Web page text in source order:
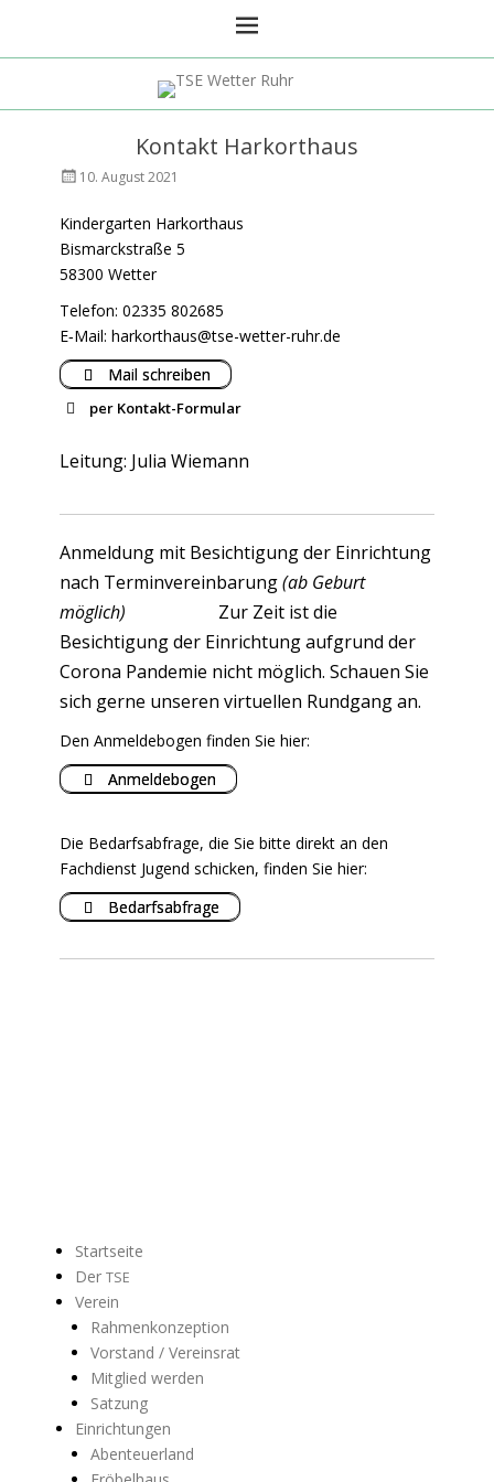
TSE Wetter Ruhr
Kontakt Harkorthaus
Veröffentlicht
10. August 2021
Kindergarten Harkorthaus
Bismarckstraße 5
58300 Wetter
Telefon: 02335 802685
E‑Mail: harkorthaus@tse-wetter-ruhr.de
Mail schreiben
per Kontakt-Formular
Betreff
7 + 1 =
Please
this field
Please
this field
Mitteilung
Leitung: Julia Wiemann
Anmeldung mit Besichtigung der Einrichtung
nach Terminvereinbarung(ab Geburt
möglich) Zur Zeit ist die
Besichtigung der Einrichtung aufgrund der
Corona Pandemie nicht möglich. Schauen Sie
sich gerne unseren virtuellen Rundgang an.
Den Anmeldebogen finden Sie hier:
Anmeldebogen
Die Bedarfsabfrage, die Sie bitte direkt an den
Fachdienst Jugend schicken, finden Sie hier:
Bedarfsabfrage
Startseite
Der TSE
Verein
Rahmenkonzeption
Vorstand / Vereinsrat
Mitglied werden
Satzung
Einrichtungen
Abenteuerland